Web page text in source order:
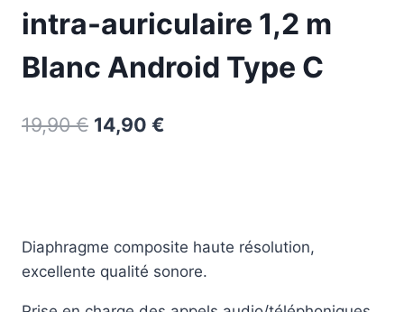
intra-auriculaire 1,2 m
Blanc Android Type C
19,90€ 14,90 €
Diaphragme composite haute résolution,
excellente qualité sonore.